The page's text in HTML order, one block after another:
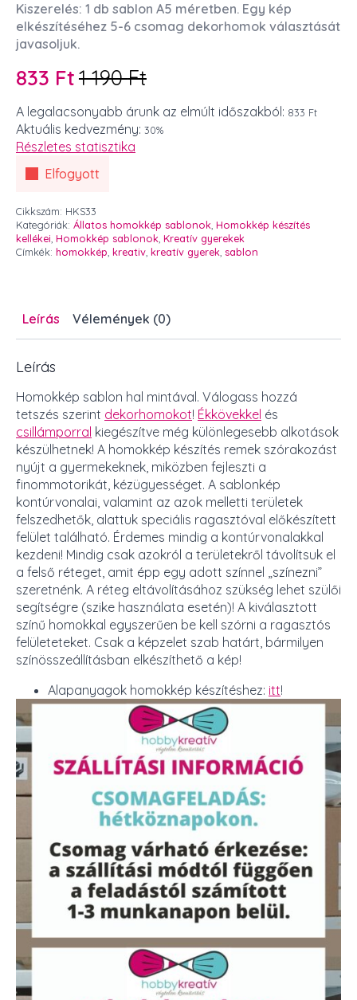
Kiszerelés: 1 db sablon A5 méretben. Egy kép
elkészítéséhez 5-6 csomag dekorhomok választását
javasoljuk.
1 190Ft
Original
price
was:
190 Ft.
833 Ft
Current
price
is:
833 Ft.
A legalacsonyabb árunk az elmúlt időszakból: 833 Ft
Aktuális kedvezmény: 30%
Részletes statisztika
Elfogyott
Cikkszám: HKS33
Kategóriák: Állatos homokkép sablonok, Homokkép készítés
kellékei, Homokkép sablonok, Kreatív gyerekek
Címkék: homokkép, kreativ, kreatív gyerek, sablon
Leírás Vélemények (0)
Leírás
Homokkép sablon hal mintával. Válogass hozzá
tetszés szerint dekorhomokot! Ékkövekkel és
csillámporral kiegészítve még különlegesebb alkotások
készülhetnek! A homokkép készítés remek szórakozást
nyújt a gyermekeknek, miközben fejleszti a
finommotorikát, kézügyességet. A sablonkép
kontúrvonalai, valamint az azok melletti területek
felszedhetők, alattuk speciális ragasztóval előkészített
felület található. Érdemes mindig a kontúrvonalakkal
kezdeni! Mindig csak azokról a területekről távolítsuk el
a felső réteget, amit épp egy adott színnel „színezni”
szeretnénk. A réteg eltávolításához szükség lehet szülői
segítségre (szike használata esetén)! A kiválasztott
színű homokkal egyszerűen be kell szórni a ragasztós
felületeteket. Csak a képzelet szab határt, bármilyen
színösszeállításban elkészíthető a kép!
Alapanyagok homokkép készítéshez: itt!